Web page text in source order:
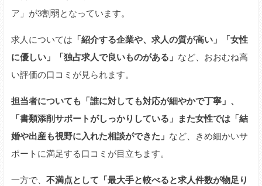
ア」が3割弱となっています。
求人については 「紹介する企業や、求人の質が高い」「女性
に優しい」「独占求人で良いものがある」 など、おおむね高
い評価の口コミが見られます。
担当者についても「誰に対しても対応が細やかで丁寧」、
「書類添削サポートがしっかりしている」また女性では「結
婚や出産も視野に入れた相談ができた」 など、きめ細かいサ
ポートに満足する口コミが目立ちます。
一方で、 不満点として「最大手と較べると求人件数が物足り